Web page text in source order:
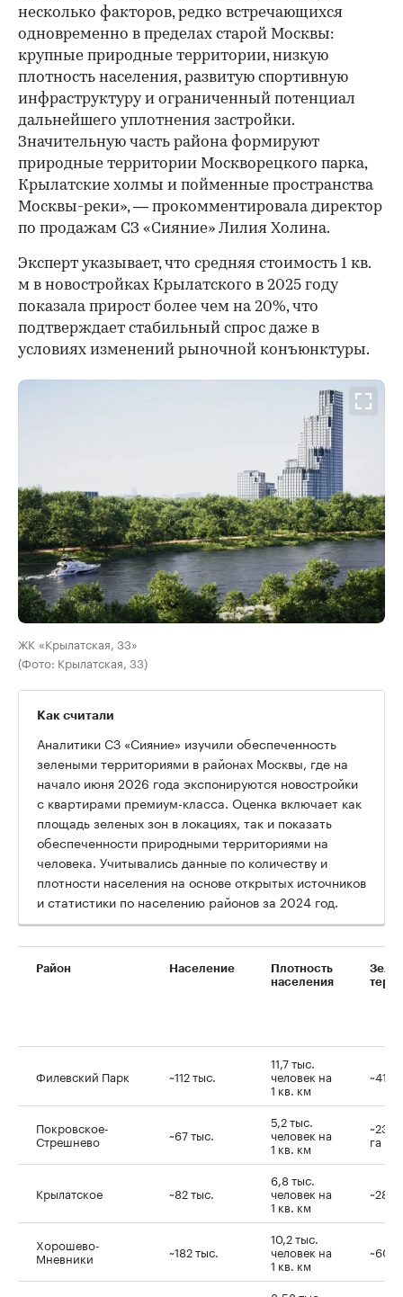
несколько факторов, редко встречающихся
одновременно в пределах старой Москвы:
крупные природные территории, низкую
плотность населения, развитую спортивную
инфраструктуру и ограниченный потенциал
дальнейшего уплотнения застройки.
Значительную часть района формируют
природные территории Москворецкого парка,
Крылатские холмы и пойменные пространства
Москвы-реки», — прокомментировала директор
по продажам СЗ «Сияние» Лилия Холина.
Эксперт указывает, что средняя стоимость 1 кв.
м в новостройках Крылатского в 2025 году
показала прирост более чем на 20%, что
подтверждает стабильный спрос даже в
условиях изменений рыночной конъюнктуры.
ЖК «Крылатская, 33»
(Фото: Крылатская, 33)
Как считали
Аналитики СЗ «Сияние» изучили обеспеченность
зелеными территориями в районах Москвы, где на
начало июня 2026 года экспонируются новостройки
с квартирами премиум-класса. Оценка включает как
площадь зеленых зон в локациях, так и показать
обеспеченности природными территориями на
человека. Учитывались данные по количеству и
плотности населения на основе открытых источников
и статистики по населению районов за 2024 год.
Район Население
Плотность
населения
Филевский Парк ~112 тыс.
11,7 тыс.
человек на
1 кв. км
~417
Покровское-
Стрешнево ~67 тыс.
5,2 тыс.
человек на
1 кв. км га
Крылатское ~82 тыс.
6,8 тыс.
человек на
1 кв. км
~281
Хорошево-
Мневники ~182 тыс.
10,2 тыс.
человек на
1 кв. км
~600